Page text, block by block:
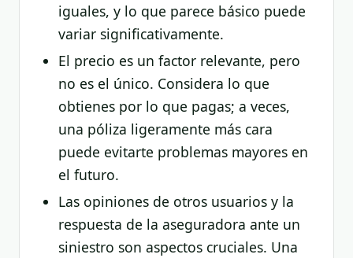
iguales, y lo que parece básico puede
variar significativamente.
El precio es un factor relevante, pero
no es el único. Considera lo que
obtienes por lo que pagas; a veces,
una póliza ligeramente más cara
puede evitarte problemas mayores en
el futuro.
Las opiniones de otros usuarios y la
respuesta de la aseguradora ante un
siniestro son aspectos cruciales. Una